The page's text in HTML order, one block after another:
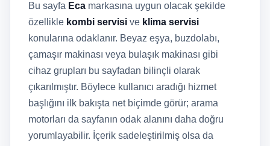
Bu sayfa Eca markasına uygun olacak şekilde
özellikle kombi servisi ve klima servisi
konularına odaklanır. Beyaz eşya, buzdolabı,
çamaşır makinası veya bulaşık makinası gibi
cihaz grupları bu sayfadan bilinçli olarak
çıkarılmıştır. Böylece kullanıcı aradığı hizmet
başlığını ilk bakışta net biçimde görür; arama
motorları da sayfanın odak alanını daha doğru
yorumlayabilir. İçerik sadeleştirilmiş olsa da